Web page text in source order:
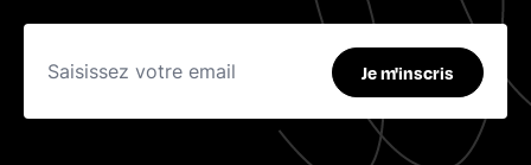
Je m'inscris